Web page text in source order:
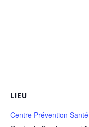
LIEU
Centre Prévention Santé